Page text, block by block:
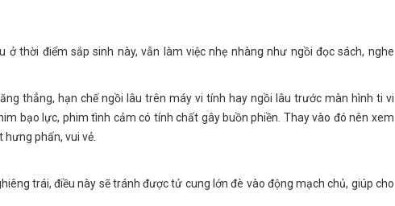
ở thời điểm sắp sinh này, vẫn làm việc nhẹ nhàng như ngồi đọc sách, nghe
thẳng, hạn chế ngồi lâu trên máy vi tính hay ngồi lâu trước màn hình ti vi
bạo lực, phim tình cảm có tính chất gây buồn phiền. Thay vào đó nên xem
phấn, vui vẻ.
trái, điều này sẽ tránh được tử cung lớn đè vào động mạch chủ, giúp cho